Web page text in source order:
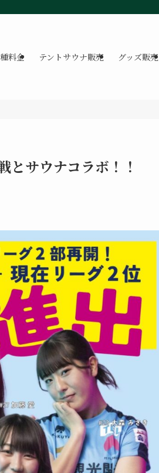
料金 テントサウナ販売 グッズ販売
とサウナコラボ！！